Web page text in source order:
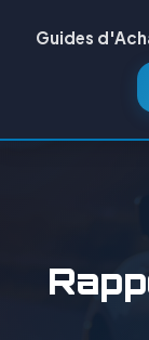
Guides